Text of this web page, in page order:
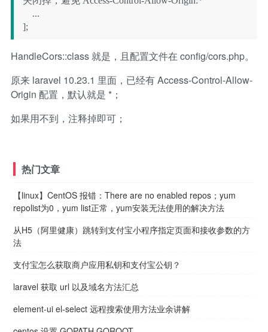
...
];
HandleCors::class 就是，且配置文件在 config/cors.php。
原来 laravel 10.23.1 里面，已经有 Access-Control-Allow-
Origin 配置，默认就是 *；
如果用不到，注释掉即可；
热门文章
【linux】CentOS 报错：There are no enabled repos；yum
repolist为0，yum list正常，yum安装无法使用的解决方法
从H5（阿里健康）跳转到支付宝小程序指定页面和接收参数的方
法
支付宝怎么获取商户应用私钥和支付宝公钥？
laravel 获取 url 以及域名方法汇总
element-ui el-select 远程搜索使用方法业余讲解